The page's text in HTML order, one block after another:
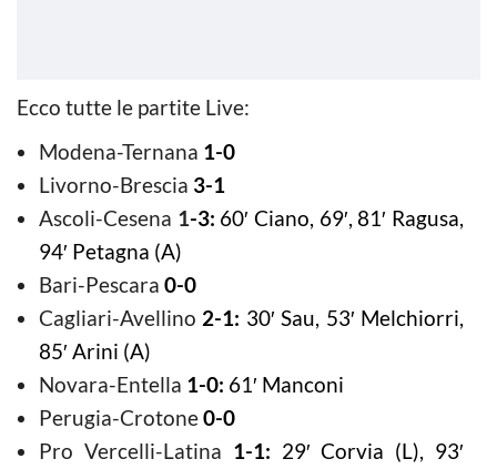
Ecco tutte le partite Live:
Modena-Ternana 1-0
Livorno-Brescia 3-1
Ascoli-Cesena 1-3: 60′ Ciano, 69′, 81′ Ragusa,
94′ Petagna (A)
Bari-Pescara 0-0
Cagliari-Avellino 2-1: 30′ Sau, 53′ Melchiorri,
85′ Arini (A)
Novara-Entella 1-0: 61′ Manconi
Perugia-Crotone0-0
Pro Vercelli-Latina 1-1: 29′ Corvia (L), 93′